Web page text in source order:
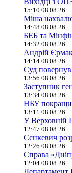
15:10 08.08.26
Міша
14:48 08.08.26
БЕБ та
14:32 08.08.26
Андрій Єрмак
14:14 08.08.26
Суд повернув
13:56 08.08.26
Заступник
13:34 08.08.26
НБУ
13:11 08.08.26
У Верховній
12:47 08.08.26
Сєнкевич
12:26 08.08.26
Справа
12:04 08.08.26